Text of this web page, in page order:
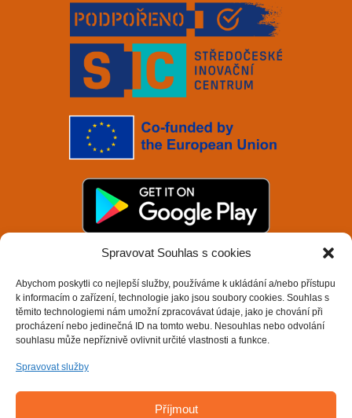
Spravovat Souhlas s cookies
Abychom poskytli co nejlepší služby, používáme k ukládání a/nebo přístupu
k informacím o zařízení, technologie jako jsou soubory cookies. Souhlas s
těmito technologiemi nám umožní zpracovávat údaje, jako je chování při
procházení nebo jedinečná ID na tomto webu. Nesouhlas nebo odvolání
souhlasu může nepříznivě ovlivnit určité vlastnosti a funkce.
Spravovat služby
Příjmout